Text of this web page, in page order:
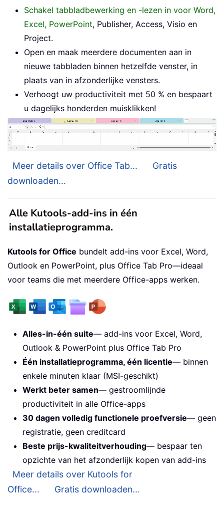
Schakel tabbladbewerking en -lezen in voor Word,
Excel, PowerPoint, Publisher, Access, Visio en
Project.
Open en maak meerdere documenten aan in
nieuwe tabbladen binnen hetzelfde venster, in
plaats van in afzonderlijke vensters.
Verhoogt uw productiviteit met 50 % en bespaart
u dagelijks honderden muisklikken!
Meer details over Office Tab...
Gratis
downloaden...
Alle Kutools-add-ins in één
installatieprogramma.
Kutools for Office bundelt add-ins voor Excel, Word,
Outlook en PowerPoint, plus Office Tab Pro—ideaal
voor teams die met meerdere Office-apps werken.
Alles-in-één suite— add-ins voor Excel, Word,
Outlook & PowerPoint plus Office Tab Pro
Één installatieprogramma, één licentie— binnen
enkele minuten klaar (MSI-geschikt)
Werkt beter samen— gestroomlijnde
productiviteit in alle Office-apps
30 dagen volledig functionele proefversie— geen
registratie, geen creditcard
Beste prijs-kwaliteitverhouding— bespaar ten
opzichte van het afzonderlijk kopen van add-ins
Meer details over Kutools for
Office...
Gratis downloaden...